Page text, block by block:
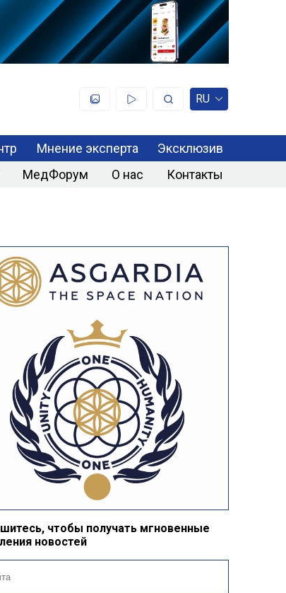
RU
Мнение эксперта
Эксклюзив
МедФорум О нас Контакты
чтобы получать мгновенные
новостей